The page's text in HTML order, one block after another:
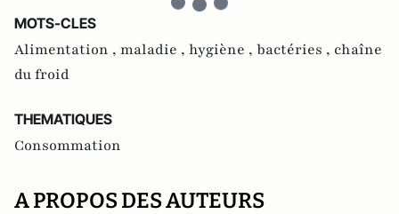
MOTS-CLES
Alimentation , maladie , hygiène , bactéries , chaîne
du froid
THEMATIQUES
Consommation
A PROPOS DES AUTEURS